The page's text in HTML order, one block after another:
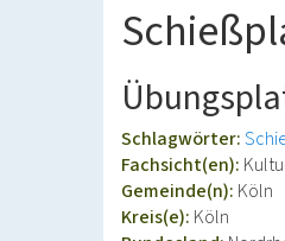
Schlagwörter:
Fachsicht(en):
Gemeinde(n): Köln
Kreis(e): Köln